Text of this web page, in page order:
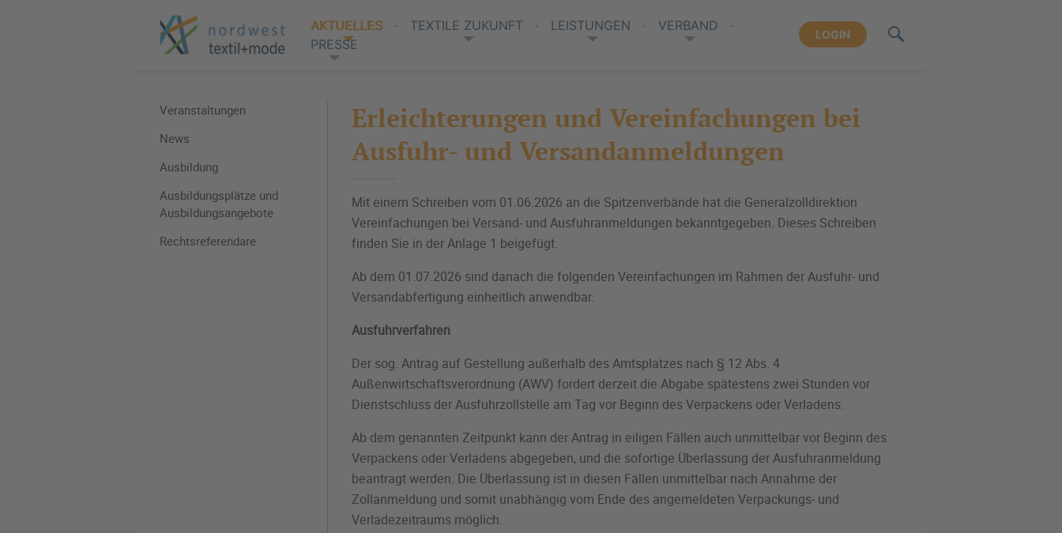
AKTUELLES TEXTILE ZUKUNFT LEISTUNGEN
VERBAND
PRESSE
LOGIN
Veranstaltungen
News
Ausbildung
Ausbildungsplätze und
Ausbildungsangebote
Rechtsreferendare
Erleichterungen und Vereinfachungen bei
Ausfuhr- und Versandanmeldungen
Mit einem Schreiben vom 01.06.2026 an die Spitzenverbände hat die Generalzolldirektion
Vereinfachungen bei Versand- und Ausfuhranmeldungen bekanntgegeben. Dieses Schreiben
finden Sie in der Anlage 1 beigefügt.
Ab dem 01.07.2026 sind danach die folgenden Vereinfachungen im Rahmen der Ausfuhr- und
Versandabfertigung einheitlich anwendbar.
Ausfuhrverfahren
Der sog. Antrag auf Gestellung außerhalb des Amtsplatzes nach § 12 Abs. 4
Außenwirtschaftsverordnung (AWV) fordert derzeit die Abgabe spätestens zwei Stunden vor
Dienstschluss der Ausfuhrzollstelle am Tag vor Beginn des Verpackens oder Verladens.
Ab dem genannten Zeitpunkt kann der Antrag in eiligen Fällen auch unmittelbar vor Beginn des
Verpackens oder Verladens abgegeben, und die sofortige Überlassung der Ausfuhranmeldung
beantragt werden. Die Überlassung ist in diesen Fällen unmittelbar nach Annahme der
Zollanmeldung und somit unabhängig vom Ende des angemeldeten Verpackungs- und
Verladezeitraums möglich.